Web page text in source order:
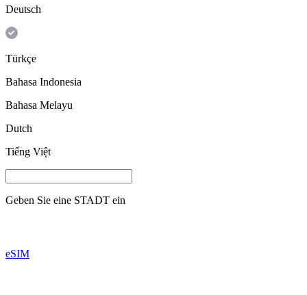
Deutsch
Türkçe
Bahasa Indonesia
Bahasa Melayu
Dutch
Tiếng Việt
Geben Sie eine STADT ein
eSIM